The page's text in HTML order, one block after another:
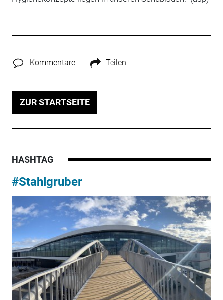
Kommentare Teilen
ZUR STARTSEITE
HASHTAG
#Stahlgruber